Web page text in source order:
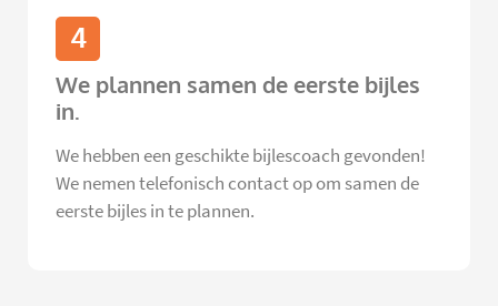
4
We plannen samen de eerste bijles
in.
We hebben een geschikte bijlescoach gevonden!
We nemen telefonisch contact op om samen de
eerste bijles in te plannen.